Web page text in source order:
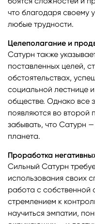
что благодаря своему
любые трудности.
Целеполагание и
Сатурн также
поставленных целей,
обстоятельствах,
социальной лестнице
обществе. Однако все
появляются во второй
забывать, что Сатурн
планета.
Проработка
Сильный Сатурн
использования своих
работа с собственной
стремлением к
научиться эмпатии,